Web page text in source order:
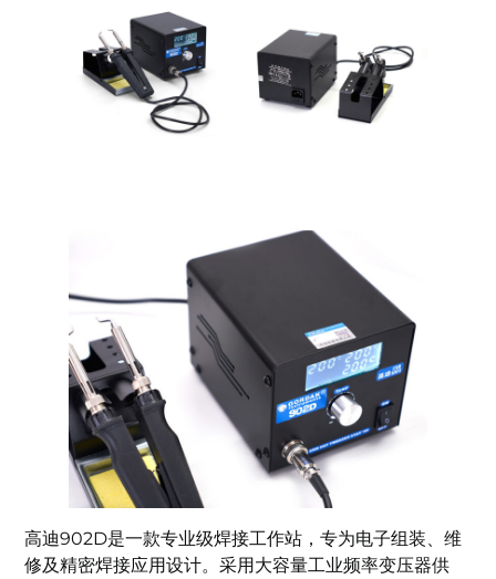
高迪902D是一款专业级焊接工作站，专为电子组装、维
修及精密焊接应用设计。采用大容量工业频率变压器供